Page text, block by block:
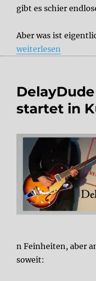
gibt es schier
Aber was ist
„LoFi aka Charakter
weiterlesen
startet in
n Feinheiten, aber
soweit: